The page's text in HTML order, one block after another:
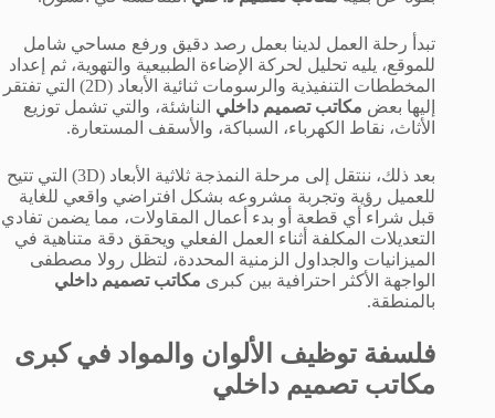
تبدأ رحلة العمل لدينا بعمل رصد دقيق ورفع مساحي شامل
للموقع، يليه تحليل لحركة الإضاءة الطبيعية والتهوية، ثم إعداد
المخططات التنفيذية والرسومات ثنائية الأبعاد (2D) التي تفتقر
إليها بعض مكاتب تصميم داخلي الناشئة، والتي تشمل توزيع
الأثاث، نقاط الكهرباء، السباكة، والأسقف المستعارة.
بعد ذلك، ننتقل إلى مرحلة النمذجة ثلاثية الأبعاد (3D) التي تتيح
للعميل رؤية وتجربة مشروعه بشكل افتراضي واقعي للغاية
قبل شراء أي قطعة أو بدء أعمال المقاولات، مما يضمن تفادي
التعديلات المكلفة أثناء العمل الفعلي ويحقق دقة متناهية في
الميزانيات والجداول الزمنية المحددة، لتظل رولا مصطفى
الواجهة الأكثر احترافية بين كبرى مكاتب تصميم داخلي
بالمنطقة.
فلسفة توظيف الألوان والمواد في كبرى
مكاتب تصميم داخلي